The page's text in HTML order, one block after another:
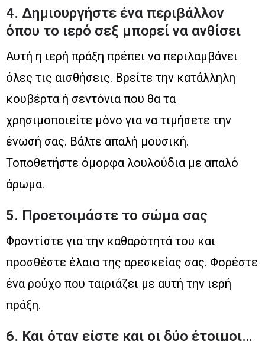
4. Δημιουργήστε ένα περιβάλλον
όπου το ιερό σεξ μπορεί να ανθίσει
Αυτή η ιερή πράξη πρέπει να περιλαμβάνει
όλες τις αισθήσεις. Βρείτε την κατάλληλη
κουβέρτα ή σεντόνια που θα τα
χρησιμοποιείτε μόνο για να τιμήσετε την
ένωσή σας. Βάλτε απαλή μουσική.
Τοποθετήστε όμορφα λουλούδια με απαλό
άρωμα.
5. Προετοιμάστε το σώμα σας
Φροντίστε για την καθαρότητά του και
προσθέστε έλαια της αρεσκείας σας. Φορέστε
ένα ρούχο που ταιριάζει με αυτή την ιερή
πράξη.
6. Και όταν είστε και οι δύο έτοιμοι…